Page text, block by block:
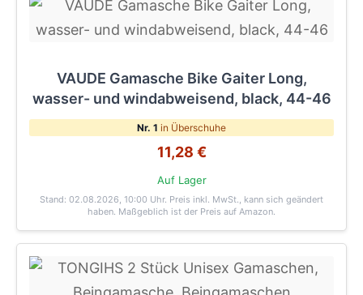
VAUDE Gamasche Bike Gaiter Long,
wasser- und windabweisend, black, 44-46
Nr. 1 in Überschuhe
11,28 €
Auf Lager
Stand: 02.08.2026, 10:00 Uhr. Preis inkl. MwSt., kann sich geändert
haben. Maßgeblich ist der Preis auf Amazon.